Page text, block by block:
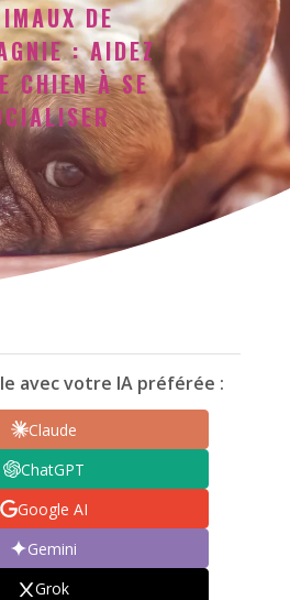
DE
: AIDEZ
CHIEN À SE
avec votre IA préférée :
Claude
ChatGPT
Google AI
Gemini
Grok